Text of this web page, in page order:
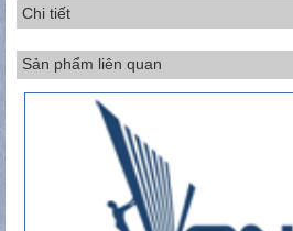
Chi tiết
Sản phẩm liên quan